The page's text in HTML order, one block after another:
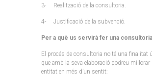
3- Realització de la consultoria.
4- Justificació de la subvenció.
Per a què us servirà fer una
El procés de consultoria no té una finalitat
que amb la seva elaboració podreu millorar
entitat en més d’un sentit: